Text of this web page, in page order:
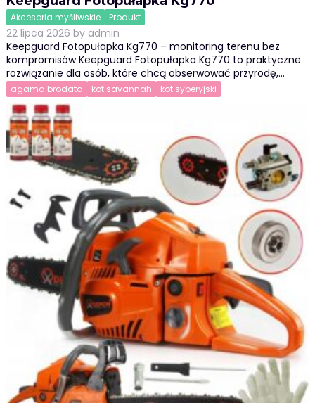
Akcesoria myśliwskie Produkt
22 lipca 2026 by admin
Keepguard Fotopułapka Kg770 – monitoring terenu bez
kompromisów Keepguard Fotopułapka Kg770 to praktyczne
rozwiązanie dla osób, które chcą obserwować przyrodę,…
agama brodata kot savannah kot syberyjski